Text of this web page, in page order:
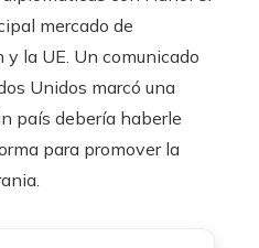
mercado de
la UE. Un comunicado
Unidos marcó una
país debería haberle
para promover la